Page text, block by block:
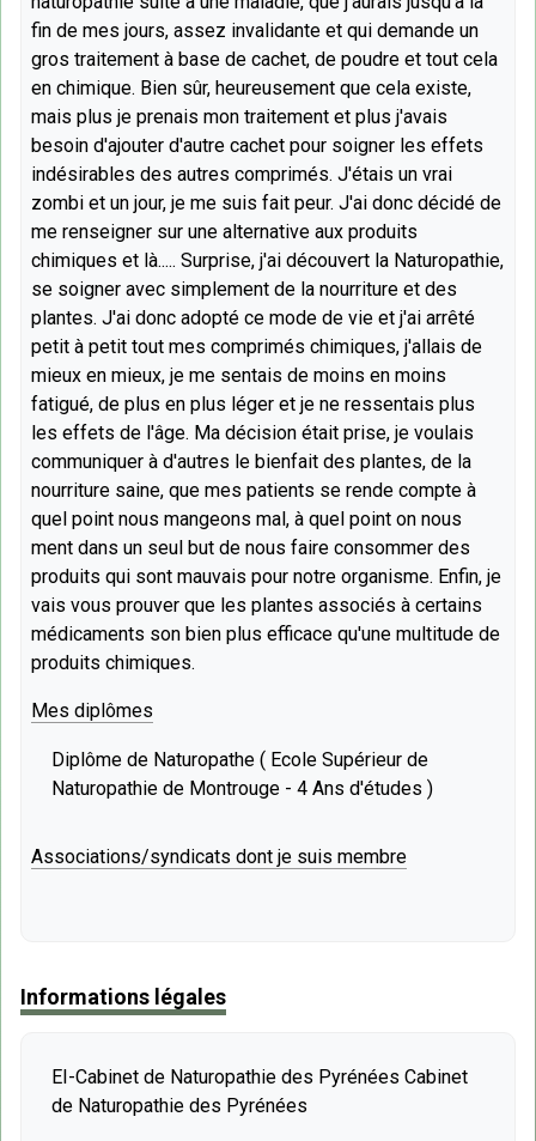
fin de mes jours, assez invalidante et qui demande un
gros traitement à base de cachet, de poudre et tout cela
en chimique. Bien sûr, heureusement que cela existe,
mais plus je prenais mon traitement et plus j'avais
besoin d'ajouter d'autre cachet pour soigner les effets
indésirables des autres comprimés. J'étais un vrai
zombi et un jour, je me suis fait peur. J'ai donc décidé de
me renseigner sur une alternative aux produits
chimiques et là..... Surprise, j'ai découvert la Naturopathie,
se soigner avec simplement de la nourriture et des
plantes. J'ai donc adopté ce mode de vie et j'ai arrêté
petit à petit tout mes comprimés chimiques, j'allais de
mieux en mieux, je me sentais de moins en moins
fatigué, de plus en plus léger et je ne ressentais plus
les effets de l'âge. Ma décision était prise, je voulais
communiquer à d'autres le bienfait des plantes, de la
nourriture saine, que mes patients se rende compte à
quel point nous mangeons mal, à quel point on nous
ment dans un seul but de nous faire consommer des
produits qui sont mauvais pour notre organisme. Enfin, je
vais vous prouver que les plantes associés à certains
médicaments son bien plus efficace qu'une multitude de
produits chimiques.
Mes diplômes
Diplôme de Naturopathe ( Ecole Supérieur de
Naturopathie de Montrouge - 4 Ans d'études )
Associations/syndicats dont je suis membre
Informations légales
EI-Cabinet de Naturopathie des Pyrénées Cabinet
de Naturopathie des Pyrénées